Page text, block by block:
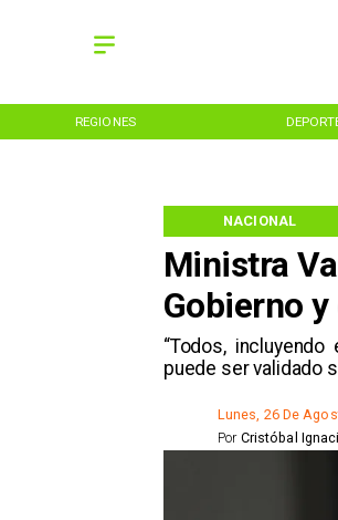
REGIONES
Ministra
Gobierno
​“Todos,
puede ser validado
NACIONAL
Lunes, 26 De
Cristóbal
Por